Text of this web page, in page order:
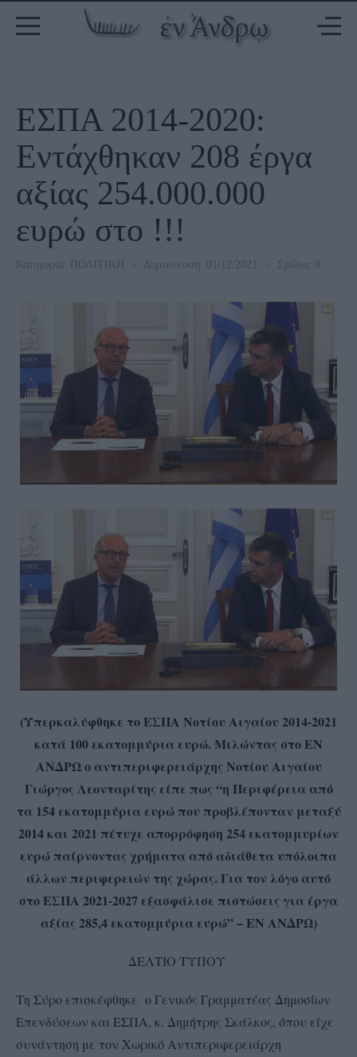
ΕΣΠΑ 2014-2020:
Εντάχθηκαν 208 έργα
αξίας 254.000.000
ευρώ στο !!!
Κατηγορία: ΠΟΛΙΤΙΚΗ Δημοσίευση: 01/12/2021 Σχόλια: 0
(Υπερκαλύφθηκε το ΕΣΠΑ Νοτίου Αιγαίου 2014-2021
κατά 100 εκατομμύρια ευρώ. Μιλώντας στο ΕΝ
ΑΝΔΡΩ ο αντιπεριφερειάρχης Νοτίου Αιγαίου
Γιώργος Λεονταρίτης είπε πως “η Περιφέρεια από
τα 154 εκατομμύρια ευρώ που προβλέπονταν μεταξύ
2014 και 2021 πέτυχε απορρόφηση 254 εκατομμυρίων
ευρώ παίρνοντας χρήματα από αδιάθετα υπόλοιπα
άλλων περιφερειών της χώρας. Για τον λόγο αυτό
στο ΕΣΠΑ 2021-2027 εξασφάλισε πιστώσεις για έργα
αξίας 285,4 εκατομμύρια ευρώ” – ΕΝ ΑΝΔΡΩ)
ΔΕΛΤΙΟ ΤΥΠΟΥ
Τη Σύρο επισκέφθηκε ο Γενικός Γραμματέας Δημοσίων
Επενδύσεων και ΕΣΠΑ, κ. Δημήτρης Σκάλκος, όπου είχε
συνάντηση με τον Χωρικό Αντιπεριφερειάρχη